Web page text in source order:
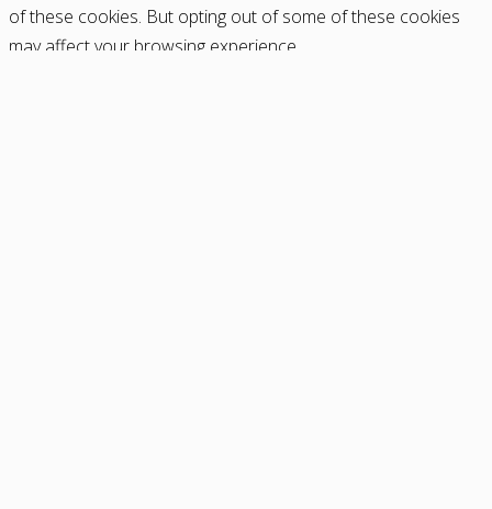
of these cookies. But opting out of some of these cookies
may affect your browsing experience.